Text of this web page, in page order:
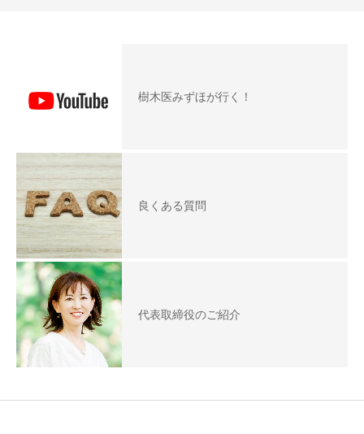
樹木医みずほが行く！
良くある質問
代表取締役のご紹介